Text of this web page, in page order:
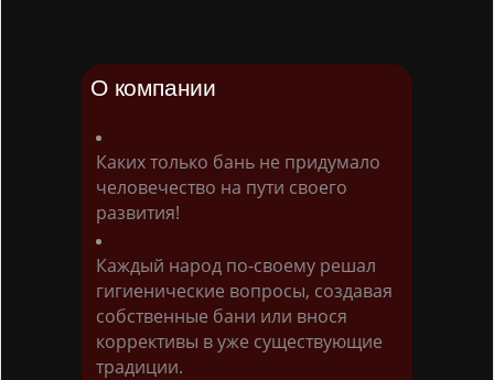
О компании
Каких только бань не придумало
человечество на пути своего
развития!
Каждый народ по-своему решал
гигиенические вопросы, создавая
собственные бани или внося
коррективы в уже существующие
традиции.